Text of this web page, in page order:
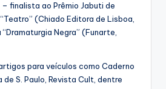
finalista ao Prêmio Jabuti de
(Chiado Editora de Lisboa,
Negra” (Funarte,
para veículos como Caderno
de S. Paulo, Revista Cult, dentre